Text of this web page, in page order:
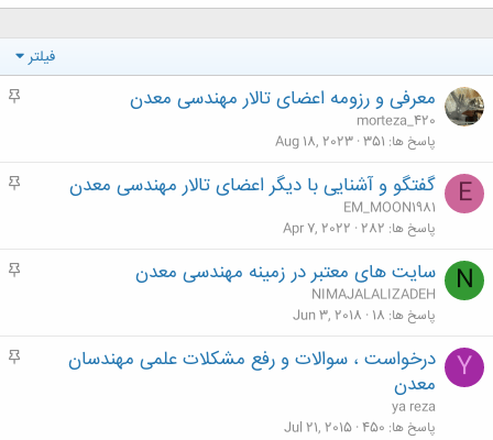
فیلتر
م
معرفی و رزومه اعضای تالار مهندسی معدن
morteza_420
پاسخ ها 351
Aug 18, 2023
E
م
گفتگو و آشنایی با دیگر اعضای تالار مهندسی معدن
EM_MOON1981
پاسخ ها 282
Apr 7, 2022
N
م
سایت های معتبر در زمینه مهندسی معدن
NIMAJALALIZADEH
پاسخ ها 18
Jun 3, 2018
Y
م
درخواست ، سوالات و رفع مشکلات علمی مهندسان
معدن
ya reza
پاسخ ها 450
Jul 21, 2015